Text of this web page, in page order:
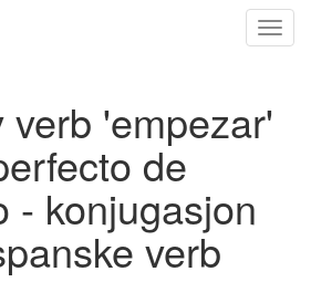
verb 'empezar'
de
- konjugasjon
verb